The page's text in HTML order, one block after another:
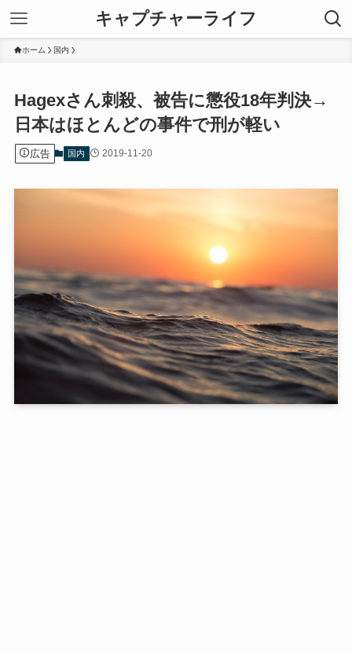
キャプチャーライフ
ホーム 国内
Hagexさん刺殺、被告に懲役18年判決→
日本はほとんどの事件で刑が軽い
広告 国内 2019-11-20